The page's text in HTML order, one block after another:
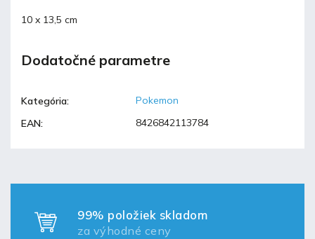
10 x 13,5 cm
Dodatočné parametre
Kategória:
Pokemon
EAN: 8426842113784
99% položiek skladom
za výhodné ceny